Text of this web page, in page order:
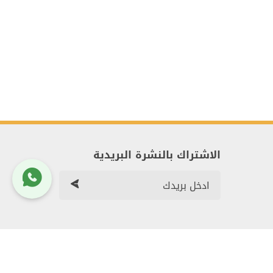
الاشتراك بالنشرة البريدية